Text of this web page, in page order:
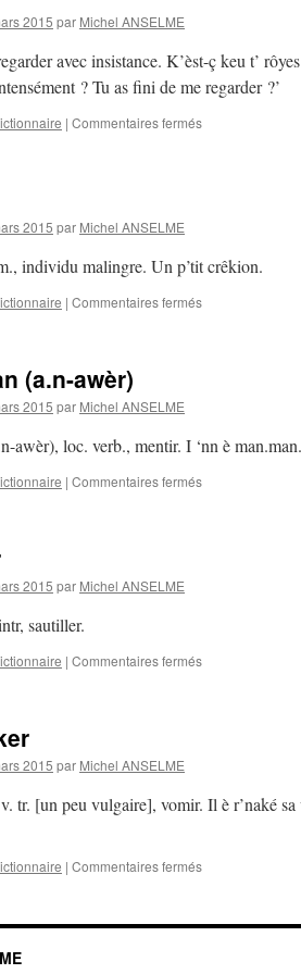
2015 par Michel ANSELME
avec insistance. K’èst-ç keu t’
? Tu as fini de me regarder ?’
| Commentaires ferméssur
2015 par Michel ANSELME
individu malingre. Un p’tit crêkion.
| Commentaires ferméssur
(a.n-awèr)
2015 par Michel ANSELME
awèr), loc. verb., mentir. I ‘nn è
| Commentaires ferméssur
2015 par Michel ANSELME
sautiller.
| Commentaires ferméssur
2015 par Michel ANSELME
tr. [un peu vulgaire], vomir. Il è r’naké
| Commentaires ferméssur